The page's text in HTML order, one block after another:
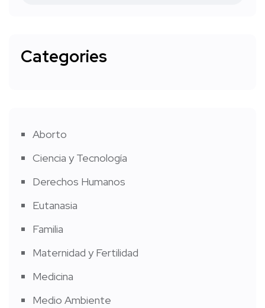
Categories
Aborto
Ciencia y Tecnología
Derechos Humanos
Eutanasia
Familia
Maternidad y Fertilidad
Medicina
Medio Ambiente